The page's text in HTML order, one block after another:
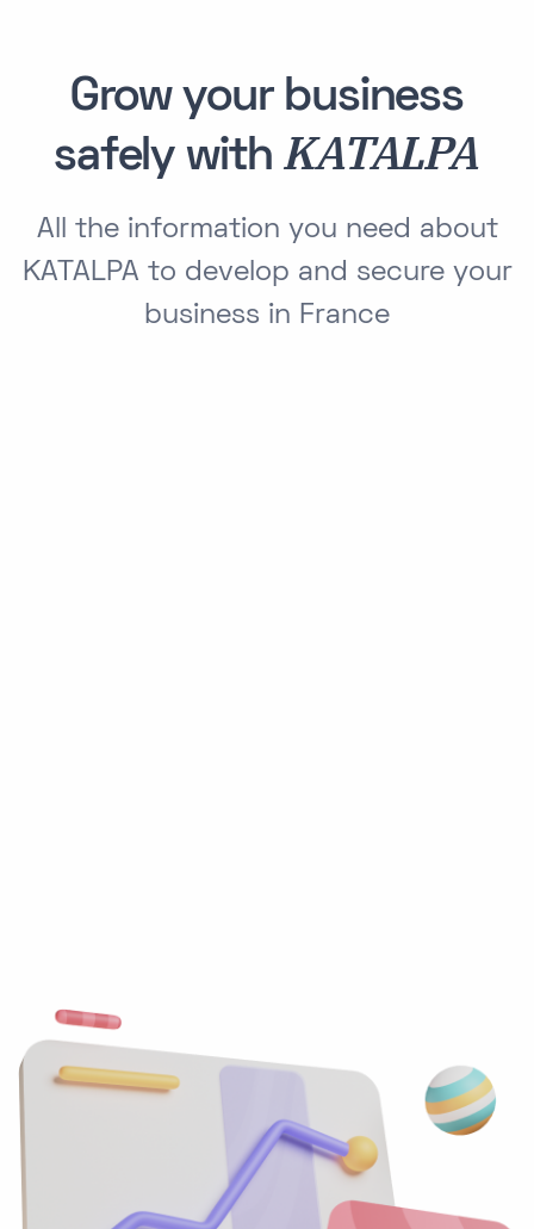
Grow your business
safely withKATALPA
All the information you need about
KATALPA to develop and secure your
business in France